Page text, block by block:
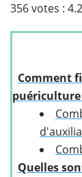
356votes : 4.2
Comment
puériculture
Quelles